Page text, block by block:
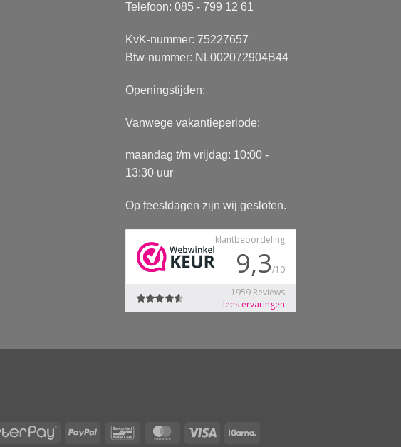
Telefoon: 085 - 799 12 61
KvK-nummer: 75227657
Btw-nummer: NL002072904B44
Openingstijden:
Vanwege vakantieperiode:
maandag t/m vrijdag: 10:00 -
13:30 uur
Op feestdagen zijn wij gesloten.
AfterPayPayPal BancontactMasterCard
Visa